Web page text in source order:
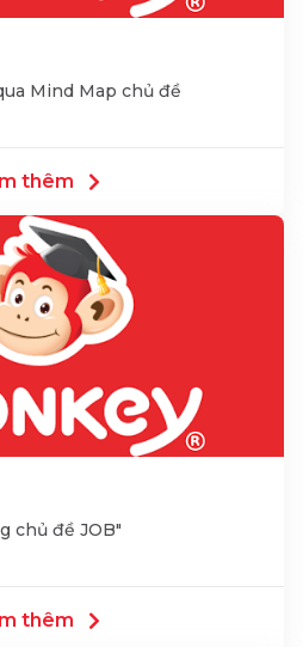
Mind Map chủ đề
thêm
chủ đề JOB"
thêm